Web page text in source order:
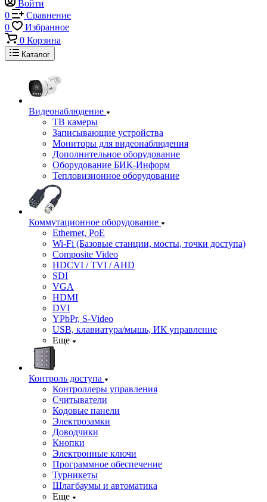
Войти
0
Сравнение
0
Избранное
0 Корзина
Каталог
Видеонаблюдение
ТВ камеры
Записывающие устройства
Мониторы для видеонаблюдения
Дополнительное оборудование
Оборудование БИК-Информ
Тепловизионное оборудование
Коммутационное оборудование
Ethernet, PoE
Wi-Fi (Базовые станции, мосты, точки доступа)
Composite Video
HDCVI / TVI / AHD
SDI
VGA
HDMI
DVI
YPbPr, S-Video
USB, клавиатура/мышь, ИК управление
Еще
Контроль доступа
Контроллеры управления
Считыватели
Кодовые панели
Электрозамки
Доводчики
Кнопки
Электронные ключи
Программное обеспечение
Турникеты
Шлагбаумы и автоматика
Еще